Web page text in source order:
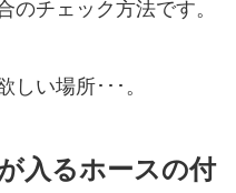
のチェック方法です。
しい場所･･･。
入るホースの付